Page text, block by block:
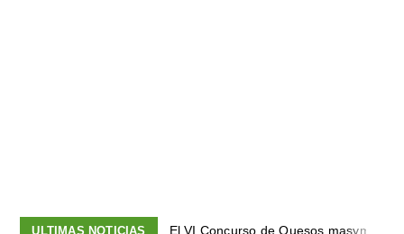
ULTIMAS NOTICIAS
El VI Concurso de Quesos masymas